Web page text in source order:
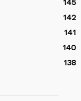
145
142
141
140
138